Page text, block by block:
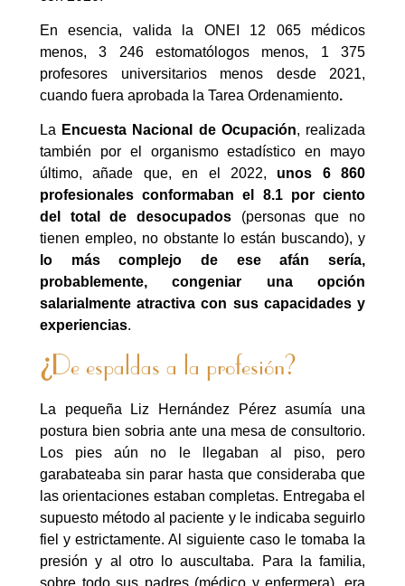
En esencia, valida la ONEI 12 065 médicos
menos, 3 246 estomatólogos menos, 1 375
profesores universitarios menos desde 2021,
cuando fuera aprobada la Tarea Ordenamiento.
La Encuesta Nacional de Ocupación, realizada
también por el organismo estadístico en mayo
último, añade que, en el 2022, unos 6 860
profesionales conformaban el 8.1 por ciento
del total de desocupados (personas que no
tienen empleo, no obstante lo están buscando), y
lo más complejo de ese afán sería,
probablemente, congeniar una opción
salarialmente atractiva con sus capacidades y
experiencias.
¿De espaldas a la profesión?
La pequeña Liz Hernández Pérez asumía una
postura bien sobria ante una mesa de consultorio.
Los pies aún no le llegaban al piso, pero
garabateaba sin parar hasta que consideraba que
las orientaciones estaban completas. Entregaba el
supuesto método al paciente y le indicaba seguirlo
fiel y estrictamente. Al siguiente caso le tomaba la
presión y al otro lo auscultaba. Para la familia,
sobre todo sus padres (médico y enfermera), era